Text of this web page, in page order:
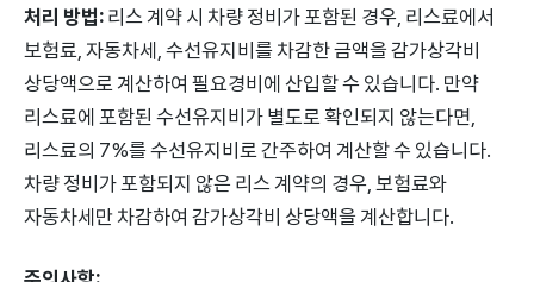
처리 방법:리스 계약 시 차량 정비가 포함된 경우, 리스료에서
보험료, 자동차세, 수선유지비를 차감한 금액을 감가상각비
상당액으로 계산하여 필요경비에 산입할 수 있습니다. 만약
리스료에 포함된 수선유지비가 별도로 확인되지 않는다면,
리스료의 7%를 수선유지비로 간주하여 계산할 수 있습니다.
차량 정비가 포함되지 않은 리스 계약의 경우, 보험료와
자동차세만 차감하여 감가상각비 상당액을 계산합니다.